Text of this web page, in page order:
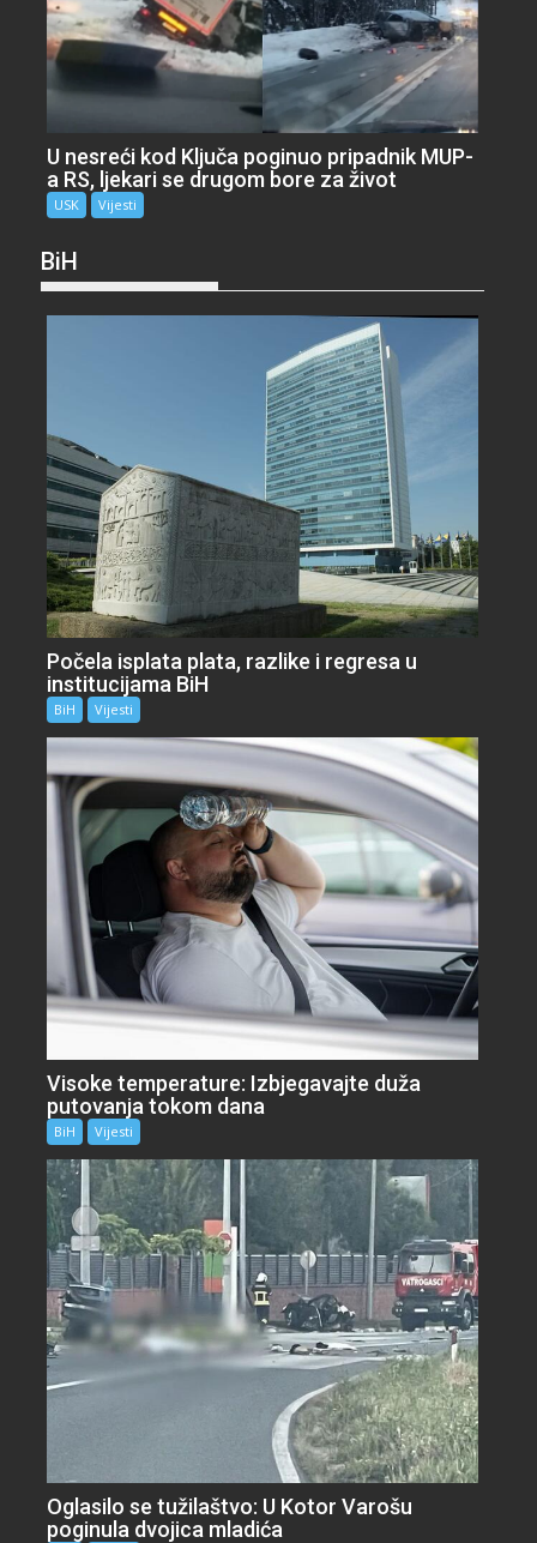
U nesreći kod Ključa poginuo pripadnik MUP-
a RS, ljekari se drugom bore za život
USK Vijesti
BiH
Počela isplata plata, razlike i regresa u
institucijama BiH
BiH Vijesti
Visoke temperature: Izbjegavajte duža
putovanja tokom dana
BiH Vijesti
Oglasilo se tužilaštvo: U Kotor Varošu
poginula dvojica mladića